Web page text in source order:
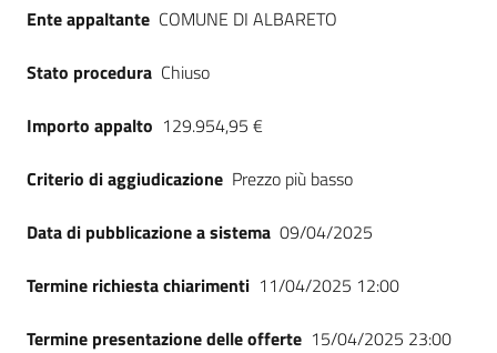
Ente appaltante COMUNE DI ALBARETO
Stato procedura Chiuso
Importo appalto 129.954,95 €
Criterio di aggiudicazione Prezzo più basso
Data di pubblicazione a sistema 09/04/2025
Termine richiesta chiarimenti 11/04/2025 12:00
Termine presentazione delle offerte 15/04/2025 23:00